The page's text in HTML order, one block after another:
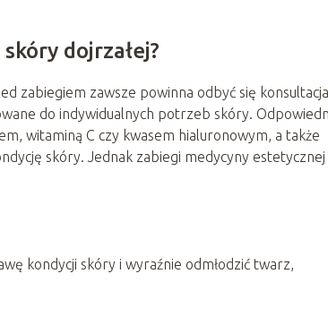
dojrzałej?
zabiegiem zawsze powinna odbyć się
do indywidualnych potrzeb skóry.
witaminą C czy kwasem hialuronowym, a także
skóry. Jednak zabiegi medycyny estetycznej
kondycji skóry i wyraźnie odmłodzić twarz,